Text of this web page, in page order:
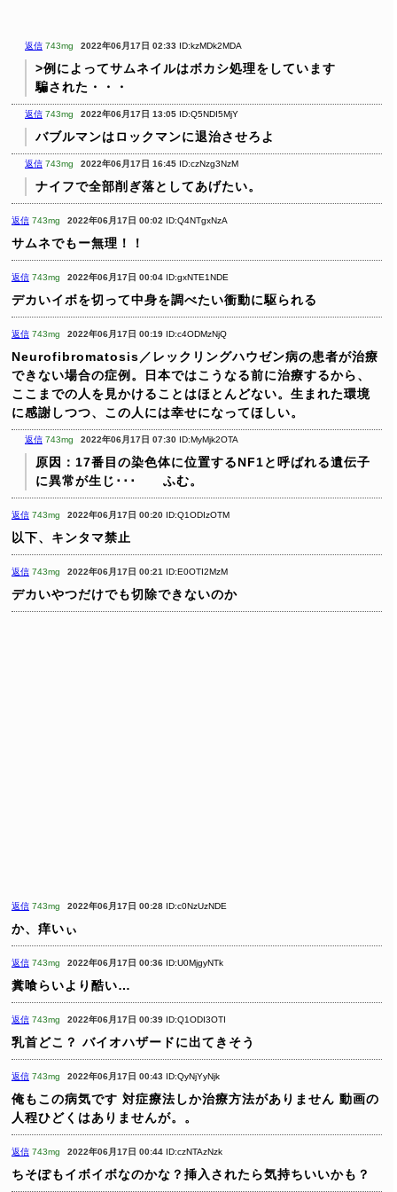
返信 743mg 2022年06月17日 02:33 ID:kzMDk2MDA
>例によってサムネイルはボカシ処理をしています
騙された・・・
返信 743mg 2022年06月17日 13:05 ID:Q5NDI5MjY
バブルマンはロックマンに退治させろよ
返信 743mg 2022年06月17日 16:45 ID:czNzg3NzM
ナイフで全部削ぎ落としてあげたい。
返信 743mg 2022年06月17日 00:02 ID:Q4NTgxNzA
サムネでもー無理！！
返信 743mg 2022年06月17日 00:04 ID:gxNTE1NDE
デカいイボを切って中身を調べたい衝動に駆られる
返信 743mg 2022年06月17日 00:19 ID:c4ODMzNjQ
Neurofibromatosis／レックリングハウゼン病の患者が治療
できない場合の症例。日本ではこうなる前に治療するから、
ここまでの人を見かけることはほとんどない。生まれた環境
に感謝しつつ、この人には幸せになってほしい。
返信 743mg 2022年06月17日 07:30 ID:MyMjk2OTA
原因：17番目の染色体に位置するNF1と呼ばれる遺伝子
に異常が生じ･･･ ふむ。
返信 743mg 2022年06月17日 00:20 ID:Q1ODIzOTM
以下、キンタマ禁止
返信 743mg 2022年06月17日 00:21 ID:E0OTI2MzM
デカいやつだけでも切除できないのか
返信 743mg 2022年06月17日 00:28 ID:c0NzUzNDE
か、痒いぃ
返信 743mg 2022年06月17日 00:36 ID:U0MjgyNTk
糞喰らいより酷い…
返信 743mg 2022年06月17日 00:39 ID:Q1ODI3OTI
乳首どこ？ バイオハザードに出てきそう
返信 743mg 2022年06月17日 00:43 ID:QyNjYyNjk
俺もこの病気です 対症療法しか治療方法がありません 動画の
人程ひどくはありませんが。。
返信 743mg 2022年06月17日 00:44 ID:czNTAzNzk
ちそぽもイボイボなのかな？挿入されたら気持ちいいかも？